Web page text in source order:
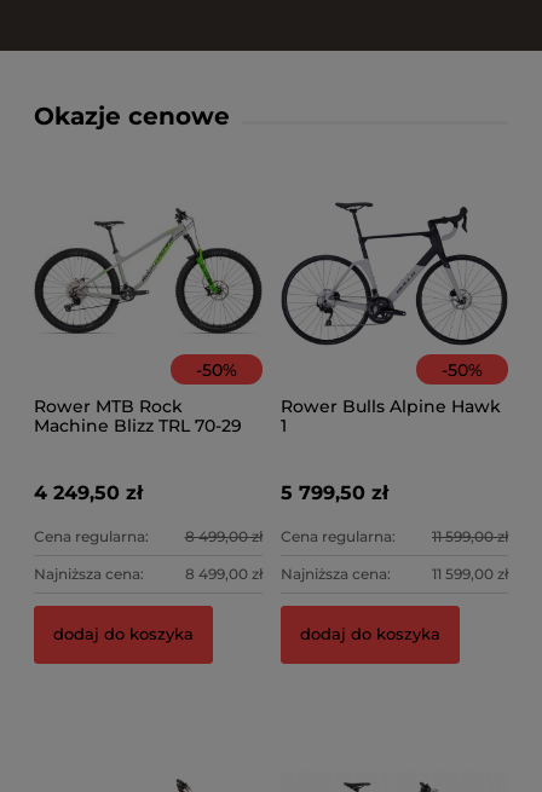
Okazje cenowe
-50%
Rower MTB Rock
Machine Blizz TRL 70-29
4 249,50 zł
Cena regularna: 8 499,00 zł
Najniższa cena: 8 499,00 zł
dodaj do koszyka
-50%
Rower Bulls Alpine Hawk
1
5 799,50 zł
Cena regularna: 11 599,00 zł
Najniższa cena: 11 599,00 zł
dodaj do koszyka